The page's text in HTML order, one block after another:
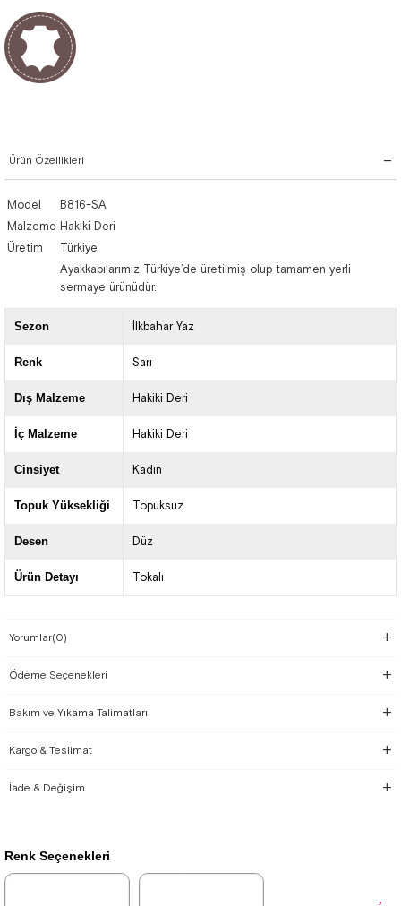
Ürün Özellikleri
Model
B816-SA
Malzeme Hakiki Deri
Üretim
Türkiye
Ayakkabılarımız Türkiye’de üretilmiş olup tamamen yerli
sermaye ürünüdür.
Sezon İlkbahar Yaz
Renk Sarı
Dış Malzeme Hakiki Deri
İç Malzeme Hakiki Deri
Cinsiyet Kadın
Topuk Yüksekliği Topuksuz
Desen Düz
Ürün Detayı Tokalı
Yorumlar(0)
Ödeme Seçenekleri
Bakım ve Yıkama Talimatları
Kargo & Teslimat
İade & Değişim
Renk Seçenekleri